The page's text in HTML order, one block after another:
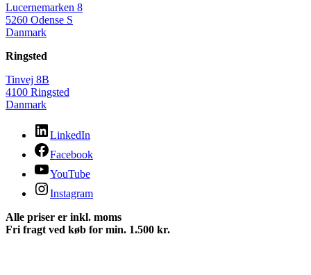
Lucernemarken 8
5260 Odense S
Danmark
Ringsted
Tinvej 8B
4100 Ringsted
Danmark
LinkedIn
Facebook
YouTube
Instagram
Alle priser er inkl. moms
Fri fragt ved køb for min. 1.500 kr.